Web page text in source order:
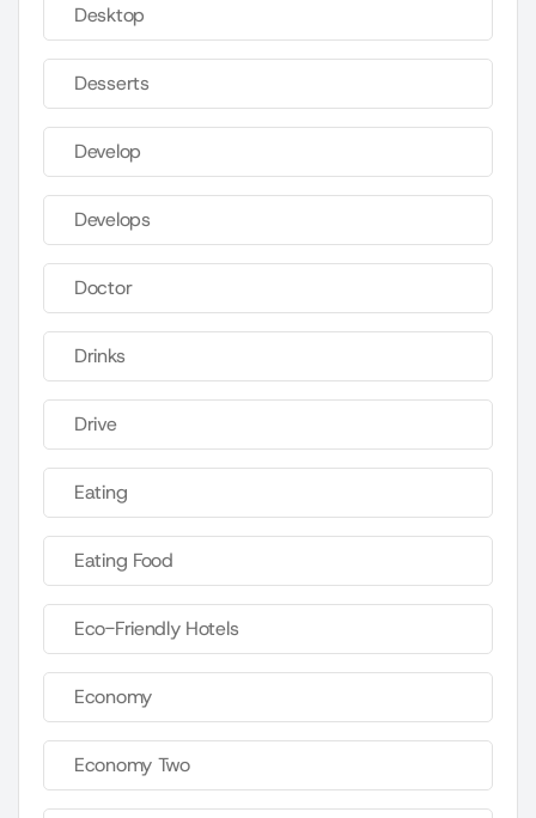
Desktop
Desserts
Develop
Develops
Doctor
Drinks
Drive
Eating
Eating Food
Eco-Friendly Hotels
Economy
Economy Two